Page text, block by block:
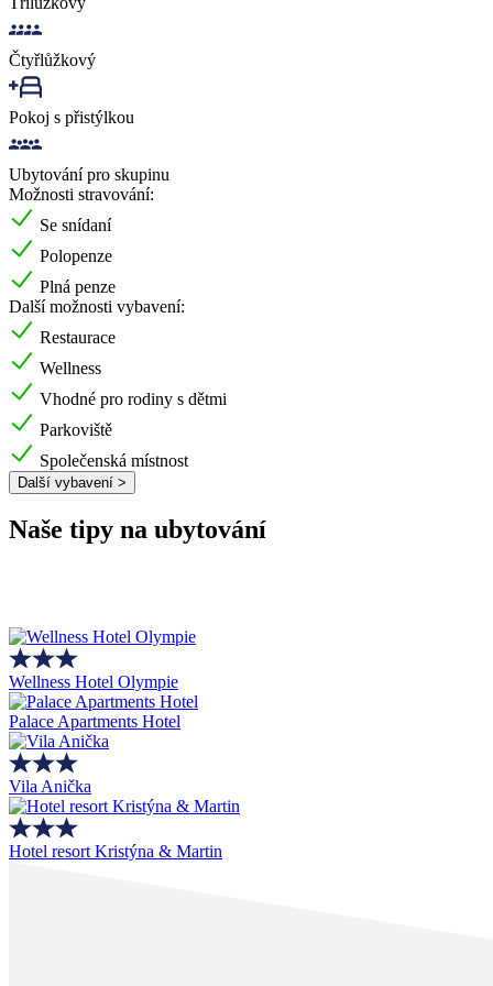
Čtyřlůžkový
Pokoj s přistýlkou
Ubytování pro skupinu
Možnosti stravování:
Se snídaní
Polopenze
Plná penze
Další možnosti vybavení:
Restaurace
Wellness
Vhodné pro rodiny s dětmi
Parkoviště
Společenská místnost
Další vybavení >
Naše tipy na ubytování
Wellness Hotel Olympie
Palace Apartments Hotel
Vila Anička
Hotel resort Kristýna & Martin